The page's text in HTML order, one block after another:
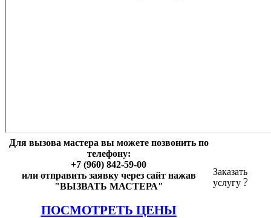
Для вызова мастера вы можете позвонить по
телефону:
+7 (960) 842-59-00
или отправить заявку через сайт нажав
"ВЫЗВАТЬ МАСТЕРА"
ПОСМОТРЕТЬ ЦЕНЫ
Заказать
услугу